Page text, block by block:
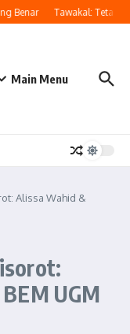
Benar Tawakal: Tetap
Main Menu
Alissa Wahid &
UGM